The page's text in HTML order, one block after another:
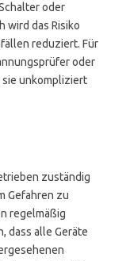
oder
wird das Risiko
reduziert. Für
oder
sie unkompliziert
zuständig
Gefahren zu
regelmäßig
dass alle Geräte